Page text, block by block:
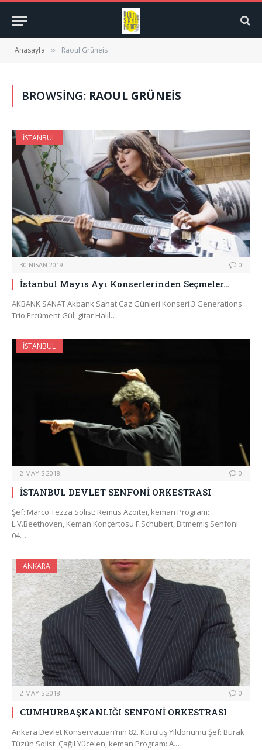
Anasayfa » Raoul Grüneis
BROWSING: RAOUL GRÜNEIS
İSTANBUL
30 NISAN 2019 0
İstanbul Mayıs Ayı Konserlerinden Seçmeler…
AKBANK SANAT Akbank Sanat Caz Günleri Konseri 3 Generations
Trio Ercüment Gül, gitar Halil…
İSTANBUL
2 MAYIS 2018 0
İSTANBUL DEVLET SENFONİ ORKESTRASI
Şef: Marco Tezza Solist: Remus Azoitei, keman Program:
L.V.Beethoven, Keman Konçertosu F.Schubert, Bitmemiş Senfoni
04…
ANKARA
2 MAYIS 2018 0
CUMHURBAŞKANLIĞI SENFONİ ORKESTRASI
Ankara Devlet Konservatuarı’nın 82. Kuruluş Yıldönümü Şef: Burak
Tüzün Solist: Çağıl Yücelen, keman Program: A.…